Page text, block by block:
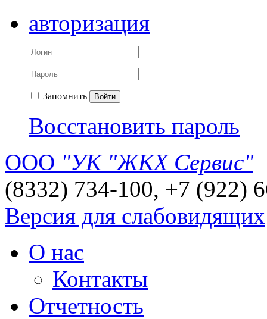
авторизация
Запомнить Войти
Восстановить пароль
ООО "УК "ЖКХ Сервис"
(8332) 734-100, +7 (922)
Версия для слабовидящих
О нас
Контакты
Отчетность